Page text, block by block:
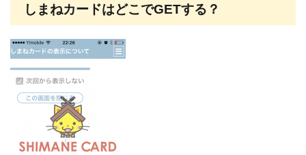
しまねカードはどこでGETする？